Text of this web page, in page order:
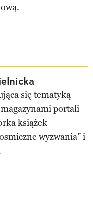
się tematyką
portali
książek
wyzwania” i